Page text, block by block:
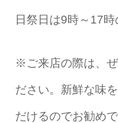
日祭日は9時～17時
※ご来店の際は、
ださい。新鮮な味
だけるのでお勧めで